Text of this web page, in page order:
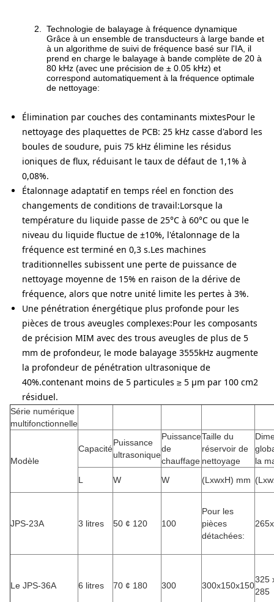
Technologie de balayage à fréquence dynamique
Grâce à un ensemble de transducteurs à large bande et
à un algorithme de suivi de fréquence basé sur l'IA, il
prend en charge le balayage à bande complète de 20 à
80 kHz (avec une précision de ± 0.05 kHz) et
correspond automatiquement à la fréquence optimale
de nettoyage:
Élimination par couches des contaminants mixtesPour le
nettoyage des plaquettes de PCB: 25 kHz casse d'abord les
boules de soudure, puis 75 kHz élimine les résidus
ioniques de flux, réduisant le taux de défaut de 1,1% à
0,08%.
Étalonnage adaptatif en temps réel en fonction des
changements de conditions de travail:Lorsque la
température du liquide passe de 25°C à 60°C ou que le
niveau du liquide fluctue de ±10%, l'étalonnage de la
fréquence est terminé en 0,3 s.Les machines
traditionnelles subissent une perte de puissance de
nettoyage moyenne de 15% en raison de la dérive de
fréquence, alors que notre unité limite les pertes à 3%.
Une pénétration énergétique plus profonde pour les
pièces de trous aveugles complexes:Pour les composants
de précision MIM avec des trous aveugles de plus de 5
mm de profondeur, le mode balayage 3555kHz augmente
la profondeur de pénétration ultrasonique de
40%.contenant moins de 5 particules ≥ 5 μm par 100 cm2
résiduel.
Série numérique
multifonctionnelle
Modèle
Capacité
Puissance
ultrasonique
Puissance
de
chauffage
Taille du
réservoir de
nettoyage
la
L
W W (LxwxH) mm
JPS-23A 3 litres 50 ¢ 120 100
Pour les
pièces
détachées:
Le JPS-36A 6 litres 70 ¢ 180 300 300x150x150
325
285